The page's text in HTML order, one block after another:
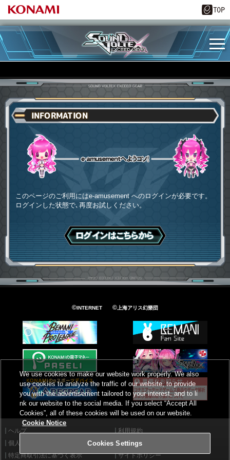
INFORMATION
このページのご利用にはe-amusement へのログインが必要です。
ログインした状態で､再度お試しください。
ログインはこちら
©INTERNET ©上海アリス幻樂団
ヘルプ
利用規約
個人情報等保護方針
外部送信について
特定商取引法に基づく表示
サイトポリシー
We use cookies to make our website work properly. We also
use cookies to analyze the traffic of our website, to provide
you with the advertisement tailored to your interest, and to li
nk our website to the social media. If you select “Accept All
Cookies”, all of these cookies will be used on our website.
Cookie Notice
Cookies Settings